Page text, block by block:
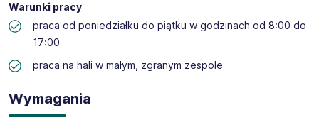
Warunki pracy
praca od poniedziałku do piątku w godzinach od 8:00 do
17:00
praca na hali w małym, zgranym zespole
Wymagania